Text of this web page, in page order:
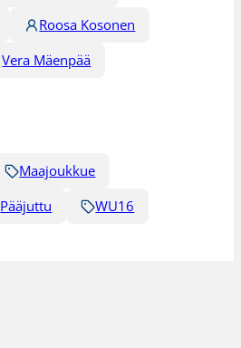
Roosa Kosonen
Vera Mäenpää
Maajoukkue
Pääjuttu WU16